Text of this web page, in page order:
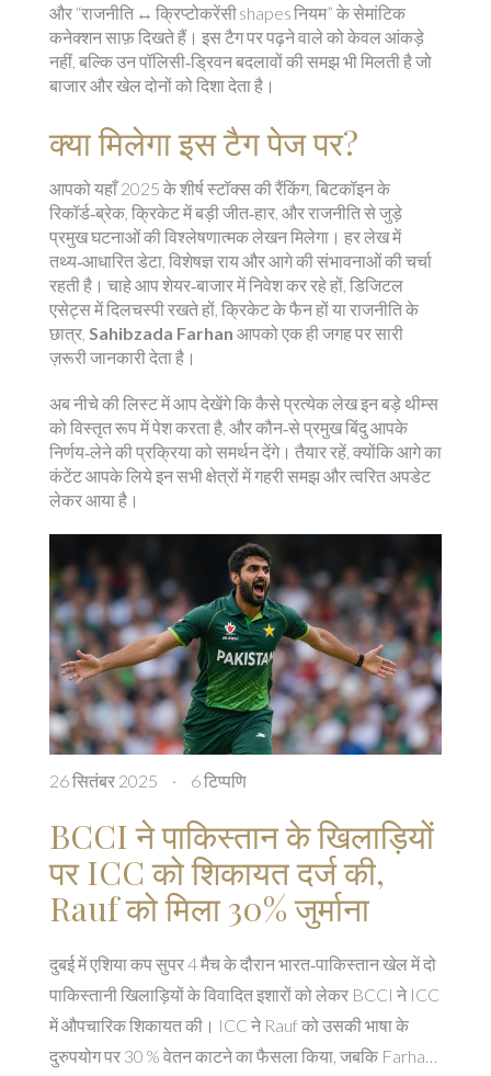
और “राजनीति ↔ क्रिप्टोकरेंसी shapes नियम” के सेमांटिक
कनेक्शन साफ़ दिखते हैं। इस टैग पर पढ़ने वाले को केवल आंकड़े
नहीं, बल्कि उन पॉलिसी‑ड्रिवन बदलावों की समझ भी मिलती है जो
बाजार और खेल दोनों को दिशा देता है।
क्या मिलेगा इस टैग पेज पर?
आपको यहाँ 2025 के शीर्ष स्टॉक्स की रैंकिंग, बिटकॉइन के
रिकॉर्ड‑ब्रेक, क्रिकेट में बड़ी जीत‑हार, और राजनीति से जुड़े
प्रमुख घटनाओं की विश्लेषणात्मक लेखन मिलेगा। हर लेख में
तथ्य‑आधारित डेटा, विशेषज्ञ राय और आगे की संभावनाओं की चर्चा
रहती है। चाहे आप शेयर‑बाजार में निवेश कर रहे हों, डिजिटल
एसेट्स में दिलचस्पी रखते हों, क्रिकेट के फैन हों या राजनीति के
छात्र, Sahibzada Farhan आपको एक ही जगह पर सारी
ज़रूरी जानकारी देता है।
अब नीचे की लिस्ट में आप देखेंगे कि कैसे प्रत्येक लेख इन बड़े थीम्स
को विस्तृत रूप में पेश करता है, और कौन‑से प्रमुख बिंदु आपके
निर्णय‑लेने की प्रक्रिया को समर्थन देंगे। तैयार रहें, क्योंकि आगे का
कंटेंट आपके लिये इन सभी क्षेत्रों में गहरी समझ और त्वरित अपडेट
लेकर आया है।
26 सितंबर 2025 · 6 टिप्पणि
BCCI ने पाकिस्तान के खिलाड़ियों
पर ICC को शिकायत दर्ज की,
Rauf को मिला 30% जुर्माना
दुबई में एशिया कप सुपर 4 मैच के दौरान भारत‑पाकिस्तान खेल में दो
पाकिस्तानी खिलाड़ियों के विवादित इशारों को लेकर BCCI ने ICC
में औपचारिक शिकायत की। ICC ने Rauf को उसकी भाषा के
दुरुपयोग पर 30 % वेतन काटने का फैसला किया, जबकि Farhan